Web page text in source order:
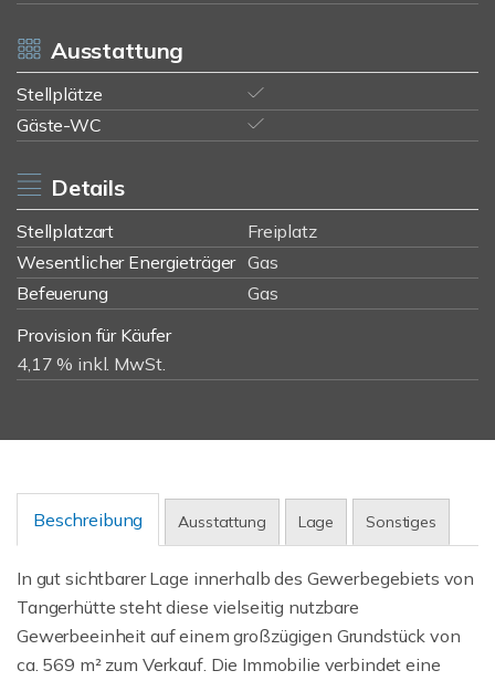
Ausstattung
Stellplätze
Gäste-WC
Details
Stellplatzart
Freiplatz
Wesentlicher Energieträger Gas
Befeuerung
Gas
Provision für Käufer
4,17 % inkl. MwSt.
Beschreibung Ausstattung Lage Sonstiges
In gut sichtbarer Lage innerhalb des Gewerbegebiets von
Tangerhütte steht diese vielseitig nutzbare
Gewerbeeinheit auf einem großzügigen Grundstück von
ca. 569 m² zum Verkauf. Die Immobilie verbindet eine